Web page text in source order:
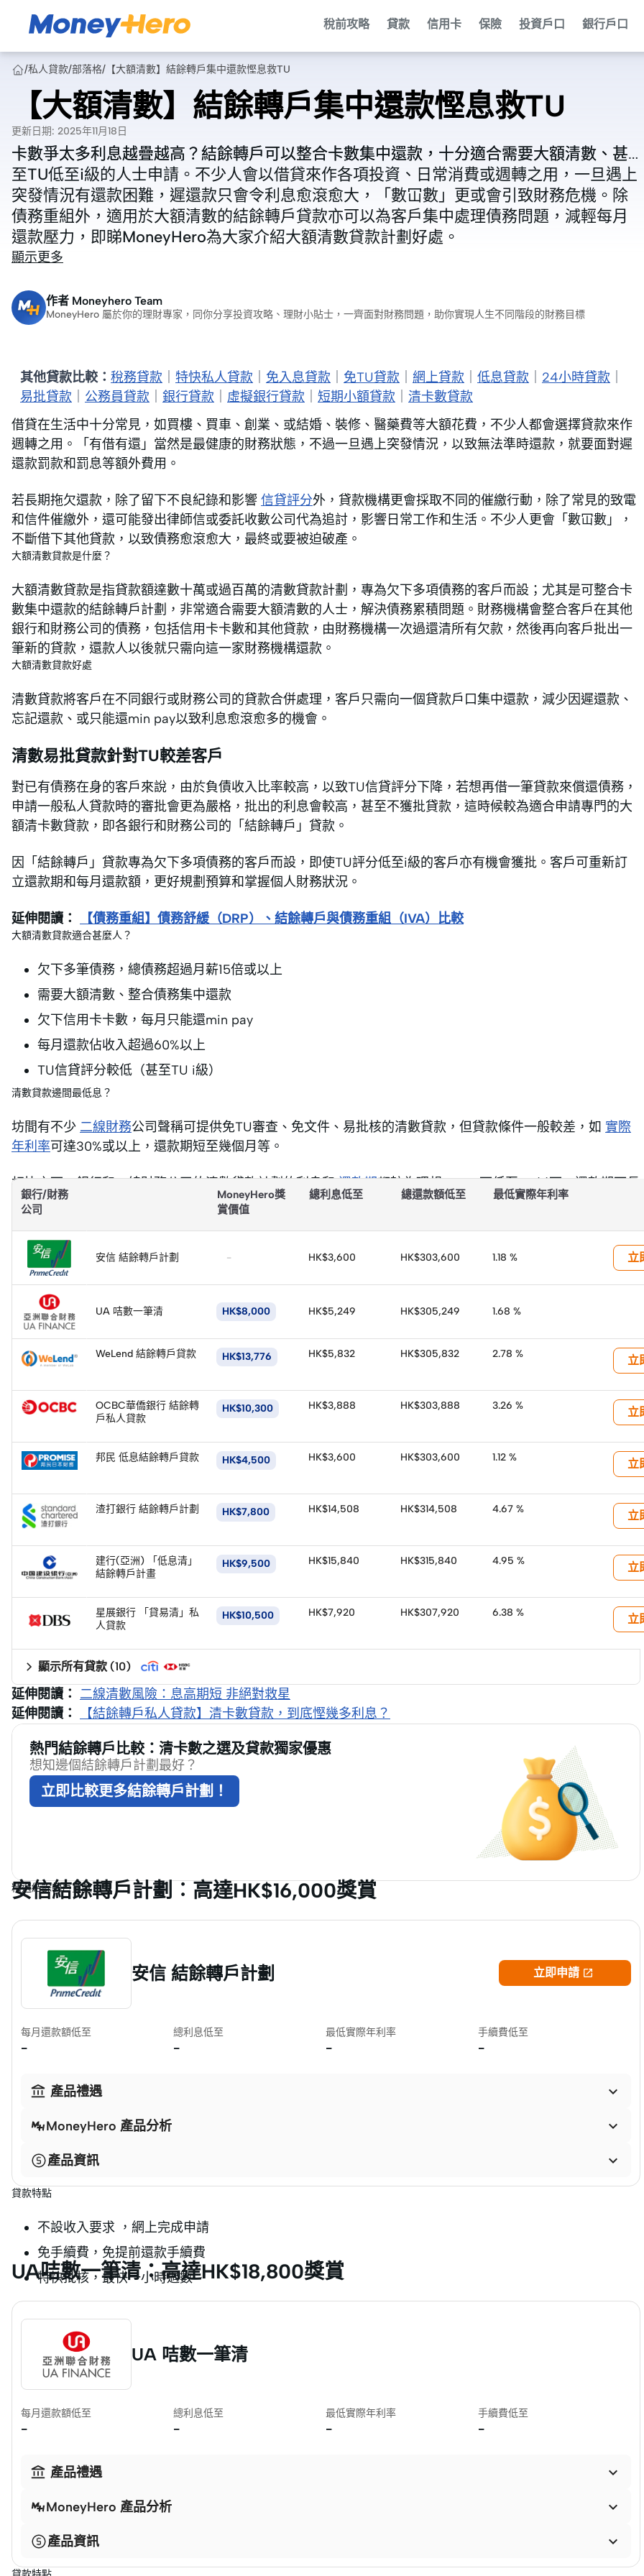
稅前攻略 貸款 信用卡 保險 投資戶口 銀行戶口
/私人貸款/部落格/ 【大額清數】結餘轉戶集中還款慳息救TU
【大額清數】結餘轉戶集中還款慳息救TU
更新日期: 2025年11月18日
卡數爭太多利息越疊越高？結餘轉戶可以整合卡數集中還款，十分適合需要大額清數、甚
至TU低至i級的人士申請。不少人會以借貸來作各項投資、日常消費或週轉之用，一旦遇上
突發情況有還款困難，遲還款只會令利息愈滾愈大，「數冚數」更或會引致財務危機。除
債務重組外，適用於大額清數的結餘轉戶貸款亦可以為客戶集中處理債務問題，減輕每月
還款壓力，即睇MoneyHero為大家介紹大額清數貸款計劃好處。
卡數爭太多利息越疊越高？結餘轉戶可以整合卡數集中還款，十分適合需要大額清數、甚
至TU低至i級的人士申請。不少人會以借貸來作各項投資、日常消費或週轉之用，一旦遇上
突發情況有還款困難，遲還款只會令利息愈滾愈大，「數冚數」更或會引致財務危機。除
債務重組外，適用於大額清數的結餘轉戶貸款亦可以為客戶集中處理債務問題，減輕每月
還款壓力，即睇MoneyHero為大家介紹大額清數貸款計劃好處。
顯示更多
作者 Moneyhero Team
MoneyHero 屬於你的理財專家，同你分享投資攻略、理財小貼士，一齊面對財務問題，助你實現人生不同階段的財務目標
其他貸款比較： 稅務貸款 特快私人貸款 免入息貸款 免TU貸款 網上貸款 低息貸款 24小時貸款
易批貸款
公務員貸款 銀行貸款 虛擬銀行貸款 短期小額貸款
清卡數貸款
借貸在生活中十分常見，如買樓、買車、創業、或結婚、裝修、醫藥費等大額花費，不少人都會選擇貸款來作
週轉之用。「有借有還」當然是最健康的財務狀態，不過一旦遇上突發情況，以致無法準時還款，就要面對遲
還款罰款和罰息等額外費用。
若長期拖欠還款，除了留下不良紀錄和影響 信貸評分外，貸款機構更會採取不同的催繳行動，除了常見的致電
和信件催繳外，還可能發出律師信或委託收數公司代為追討，影響日常工作和生活。不少人更會「數冚數」，
不斷借下其他貸款，以致債務愈滾愈大，最終或要被迫破產。
大額清數貸款是什麼？
大額清數貸款是指貸款額達數十萬或過百萬的清數貸款計劃，專為欠下多項債務的客戶而設；尤其是可整合卡
數集中還款的結餘轉戶計劃，非常適合需要大額清數的人士，解決債務累積問題。財務機構會整合客戶在其他
銀行和財務公司的債務，包括信用卡卡數和其他貸款，由財務機構一次過還清所有欠款，然後再向客戶批出一
筆新的貸款，還款人以後就只需向這一家財務機構還款。
大額清數貸款好處
清數貸款將客戶在不同銀行或財務公司的貸款合併處理，客戶只需向一個貸款戶口集中還款，減少因遲還款、
忘記還款、或只能還min pay以致利息愈滾愈多的機會。
清數易批貸款針對TU較差客戶
對已有債務在身的客戶來說，由於負債收入比率較高，以致TU信貸評分下降，若想再借一筆貸款來償還債務，
申請一般私人貸款時的審批會更為嚴格，批出的利息會較高，甚至不獲批貸款，這時候較為適合申請專門的大
額清卡數貸款，即各銀行和財務公司的「結餘轉戶」貸款。
因「結餘轉戶」貸款專為欠下多項債務的客戶而設，即使TU評分低至i級的客戶亦有機會獲批。客戶可重新訂
立還款期和每月還款額，更好規劃預算和掌握個人財務狀況。
延伸閱讀： 【債務重組】債務舒緩（DRP）、結餘轉戶與債務重組（IVA）比較
大額清數貸款適合甚麼人？
欠下多筆債務，總債務超過月薪15倍或以上
需要大額清數、整合債務集中還款
欠下信用卡卡數，每月只能還min pay
每月還款佔收入超過60%以上
TU信貸評分較低（甚至TU i級）
清數貸款邊間最低息？
坊間有不少 二線財務公司聲稱可提供免TU審查、免文件、易批核的清數貸款，但貸款條件一般較差，如 實際
年利率可達30%或以上，還款期短至幾個月等。
相比之下，銀行和一線財務公司的清數貸款計劃的利息和還款期都較為理想，APR可低至2%以下，還款期可長
至84個月。所以在有選擇的情況下，都建議優先考慮銀行和財務公司的結餘轉戶計劃。
銀行/財務
公司
MoneyHero獎
賞價值
總利息低至 總還款額低至 最低實際年利率
安信 結餘轉戶計劃
立
- HK$3,600 HK$303,600 1.18 % 立
UA 咭數一筆清 HK$8,000 HK$5,249 HK$305,249 1.68 %
WeLend 結餘轉戶貸款
即
HK$13,776 HK$5,832 HK$305,832 2.78 % 立
OCBC華僑銀行 結餘轉
戶私人貸款
即
HK$10,300 HK$3,888 HK$303,888 3.26 % 立
邦民 低息結餘轉戶貸款
即
HK$4,500 HK$3,600 HK$303,600 1.12 % 立
渣打銀行 結餘轉戶計劃
即
HK$7,800 HK$14,508 HK$314,508 4.67 % 立
建行(亞洲) 「低息清」
結餘轉戶計畫
即
HK$9,500 HK$15,840 HK$315,840 4.95 % 立
星展銀行 「貸易清」私
人貸款
即
HK$10,500 HK$7,920 HK$307,920 6.38 % 立
顯示所有貸款 (10)
延伸閱讀： 二線清數風險：息高期短 非絕對救星
延伸閱讀：
【結餘轉戶私人貸款】清卡數貸款，到底慳幾多利息？
熱門結餘轉戶比較：清卡數之選及貸款獨家優惠
想知邊個結餘轉戶計劃最好？
立即比較更多結餘轉戶計劃！
精選結餘轉戶貸款
安信結餘轉戶計劃︰高達HK$16,000獎賞
安信 結餘轉戶計劃 立即申請 
每月還款額低至
-
總利息低至
-
最低實際年利率
-
手續費低至
-
 產品禮遇 
MoneyHero 產品分析 
產品資訊 
貸款特點
不設收入要求 ，網上完成申請
免手續費，免提前還款手續費
特快批核，最快一小時過數
UA咭數一筆清：高達HK$18,800獎賞
UA 咭數一筆清
每月還款額低至
-
總利息低至
-
最低實際年利率
-
手續費低至
-
 產品禮遇 
MoneyHero 產品分析 
產品資訊 